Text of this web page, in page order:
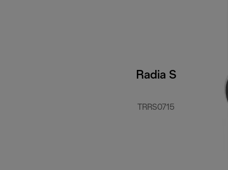
Radia S
TRRS0715